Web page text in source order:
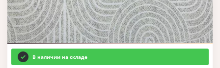
В наличии на складе